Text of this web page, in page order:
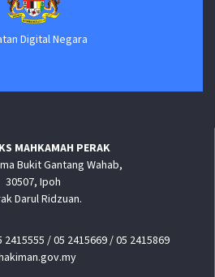
Digital Negara
MAHKAMAH PERAK
Bukit Gantang Wahab,
30507, Ipoh
Darul Ridzuan.
2415555 / 05 2415669 / 05 2415869